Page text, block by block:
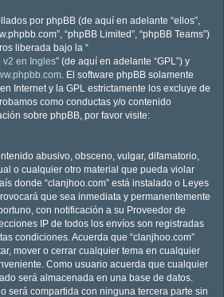
por phpBB (de aquí en adelante “ellos”,
“phpBB Limited”, “phpBB Teams”)
liberada bajo la “
v2 en Ingles” (de aquí en adelante “GPL”) y
. El software phpBB solamente
Internet y la GPL estrictamente los excluye de
como conductas y/o contenido
sobre phpBB, por favor visite:
abusivo, obsceno, vulgar, difamatorio,
o cualquier otro material que pueda violar
donde “clanjhoo.com” está instalado o Leyes
que sea inmediata y permanentemente
con notificación a su Proveedor de
IP de todos los envíos son registradas
condiciones. Acuerda que “clanjhoo.com”
mover o cerrar cualquier tema en cualquier
Como usuario acuerda que cualquier
será almacenada en una base de datos.
será compartida con ninguna tercera parte sin